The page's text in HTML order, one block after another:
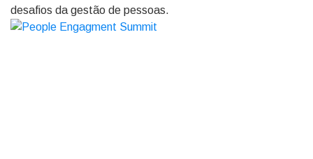
desafios da gestão de pessoas.